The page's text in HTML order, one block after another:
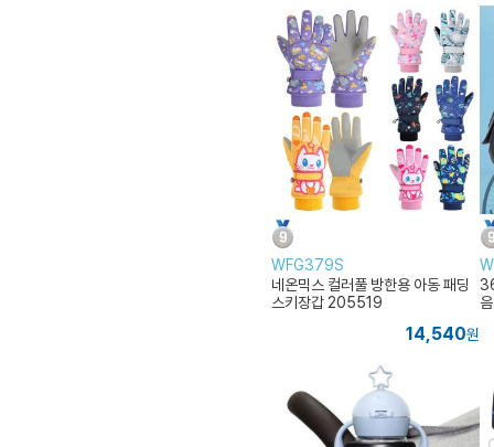
WFG379S
네온믹스 컬러풀 방한용 아동 패딩
스키장갑 205519
14,540원